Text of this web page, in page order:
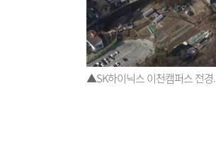
▲SK하이닉스 이천캠퍼스 전경.